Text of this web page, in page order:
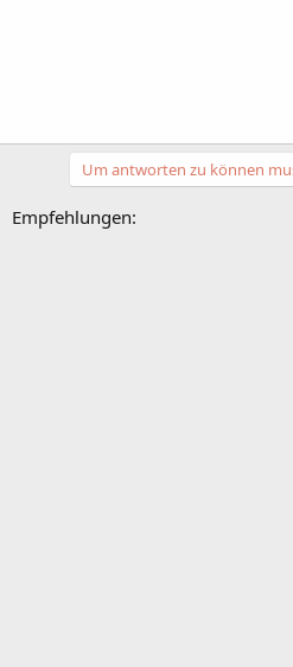
Um antworten zu können
Empfehlungen: